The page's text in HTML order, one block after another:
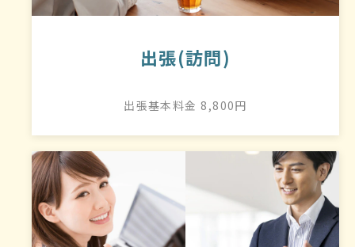
出張(訪問)
出張基本料金 8,800円